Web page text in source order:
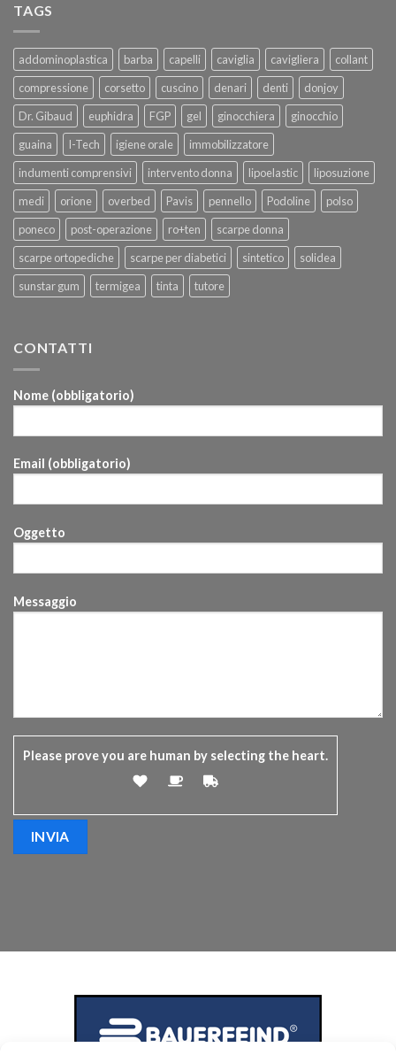
TAGS
addominoplastica barba capelli caviglia cavigliera
collant
compressione
corsetto cuscino denari denti
donjoy
Dr. Gibaud
euphidra FGP gel ginocchiera
ginocchio
guaina
I-Tech igiene orale
immobilizzatore
indumenti comprensivi
intervento donna lipoelastic
liposuzione
medi
orione overbed Pavis pennello Podoline
polso
poneco
post-operazione ro+ten
scarpe donna
scarpe ortopediche
scarpe per diabetici sintetico
solidea
sunstar gum
termigea tinta tutore
CONTATTI
Nome (obbligatorio)
Email (obbligatorio)
Oggetto
Messaggio
Please prove you are human by selecting the heart.